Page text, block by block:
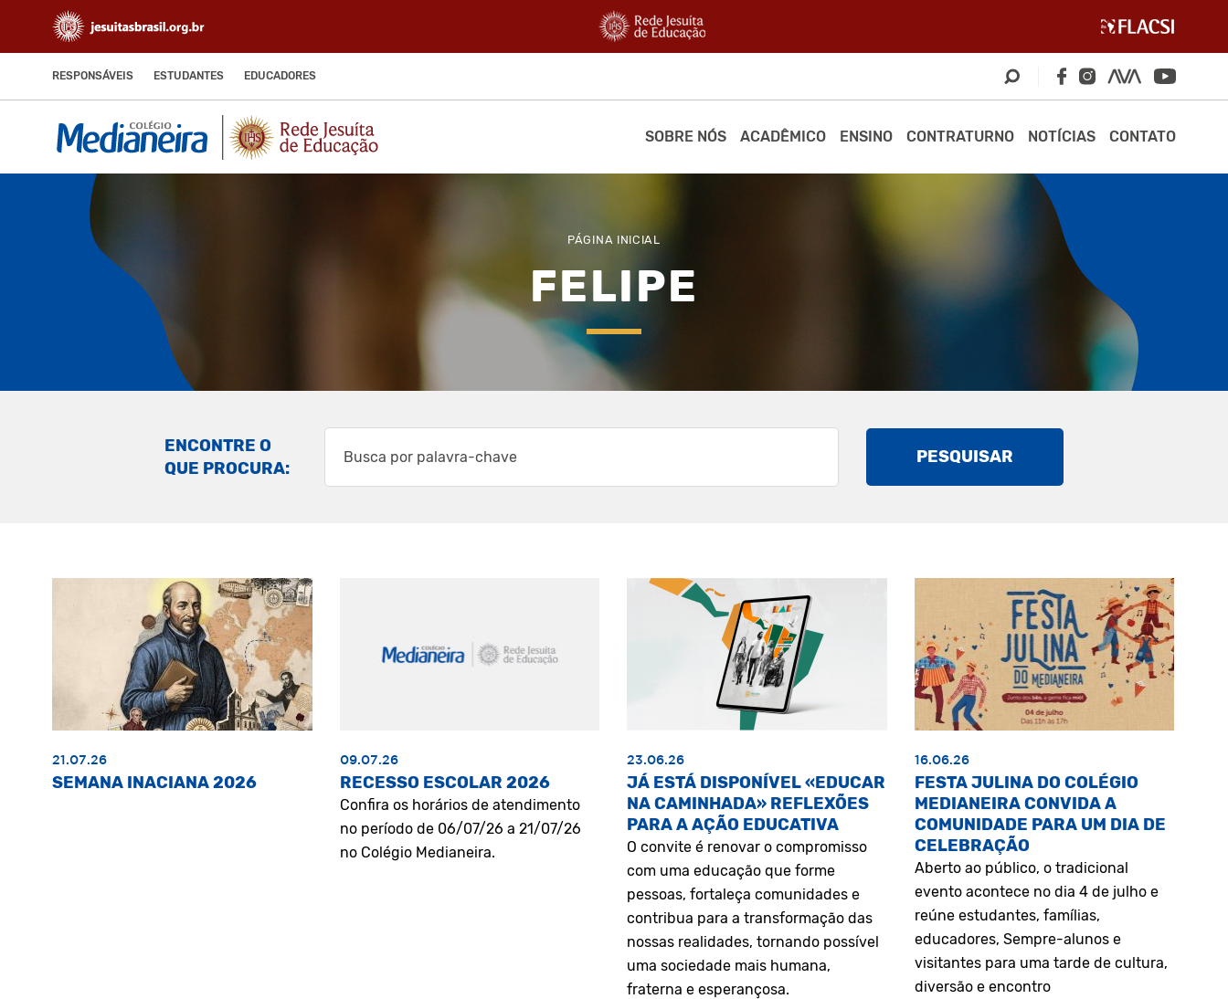
RESPONSÁVEIS ESTUDANTES EDUCADORES
SOBRE NÓS ACADÊMICO ENSINO CONTRATURNO NOTÍCIAS CONTATO
PÁGINA INICIAL
FELIPE
ENCONTRE O
QUE PROCURA:
PESQUISAR
21.07.26
SEMANA INACIANA 2026
09.07.26
RECESSO ESCOLAR 2026
Confira os horários de atendimento
no período de 06/07/26 a 21/07/26
no Colégio Medianeira.
23.06.26
JÁ ESTÁ DISPONÍVEL «EDUCAR
NA CAMINHADA» REFLEXÕES
PARA A AÇÃO EDUCATIVA
O convite é renovar o compromisso
com uma educação que forme
pessoas, fortaleça comunidades e
contribua para a transformação das
nossas realidades, tornando possível
uma sociedade mais humana,
fraterna e esperançosa.
16.06.26
FESTA JULINA DO COLÉGIO
MEDIANEIRA CONVIDA A
COMUNIDADE PARA UM DIA DE
CELEBRAÇÃO
Aberto ao público, o tradicional
evento acontece no dia 4 de julho e
reúne estudantes, famílias,
educadores, Sempre-alunos e
visitantes para uma tarde de cultura,
diversão e encontro